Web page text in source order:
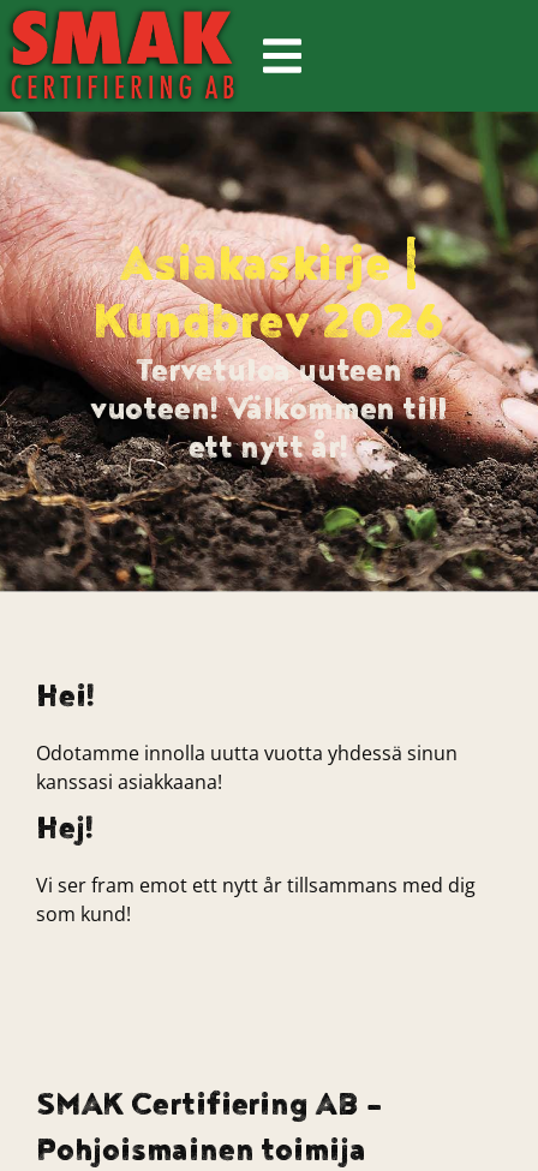
Asiakaskirje |
Kundbrev 2026
Tervetuloa uuteen
vuoteen! Välkommen till
ett nytt år!
Hei!
Odotamme innolla uutta vuotta yhdessä sinun
kanssasi asiakkaana!
Hej!
Vi ser fram emot ett nytt år tillsammans med dig
som kund!
SMAK Certifiering AB –
Pohjoismainen toimija